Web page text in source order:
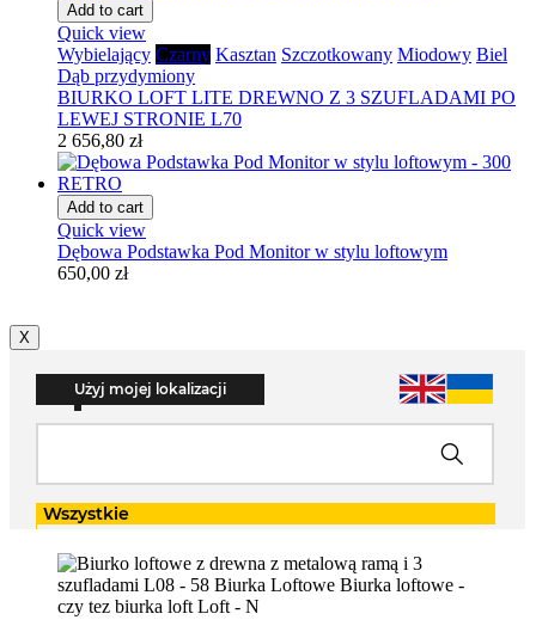
Add to cart
Quick view
Wybielający Czarny Kasztan Szczotkowany Miodowy Biel
Dąb przydymiony
BIURKO LOFT LITE DREWNO Z 3 SZUFLADAMI PO
LEWEJ STRONIE L70
2 656,80 zł
Add to cart
Quick view
Dębowa Podstawka Pod Monitor w stylu loftowym
650,00 zł
X